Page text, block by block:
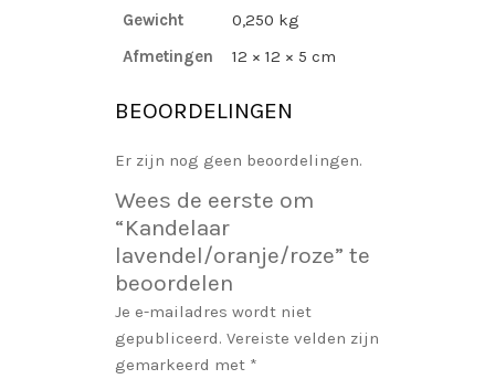
Gewicht
0,250 kg
Afmetingen
12 × 12 × 5 cm
BEOORDELINGEN
Er zijn nog geen beoordelingen.
Wees de eerste om
“Kandelaar
lavendel/oranje/roze” te
beoordelen
Je e-mailadres wordt niet
gepubliceerd. Vereiste velden zijn
gemarkeerd met *